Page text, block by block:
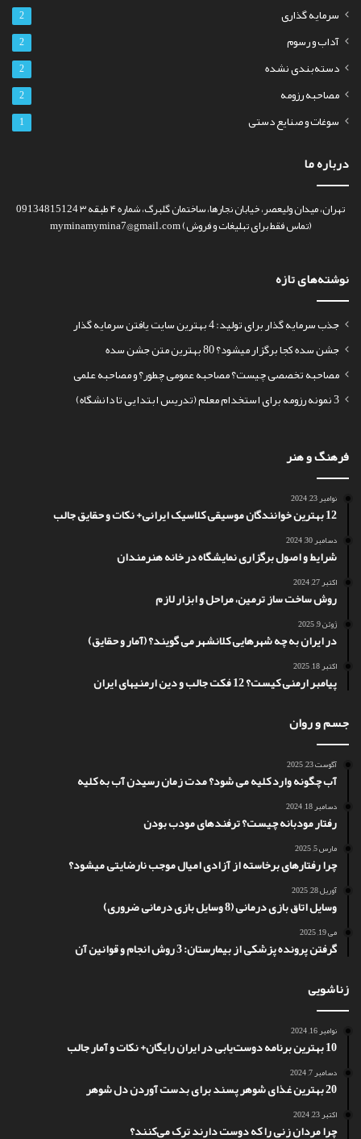
سرمایه گذاری 2
آداب و رسوم 2
دسته‌بندی نشده 2
مصاحبه رزومه 2
سوغات و صنایع دستی 1
درباره ما
تهران، میدان ولیعصر، خیابان نجارها، ساختمان گلبرگ، شماره ۴ طبقه ۳ 09134815124
(تماس فقط برای تبلیغات و فروش) myminamymina7@gmail.com
نوشته‌های تازه
جذب سرمایه گذار برای تولید: 4 بهترین سایت یافتن سرمایه گذار
جشن سده کجا برگزار میشود؟ 80 بهترین متن جشن سده
مصاحبه تخصصی چیست؟ مصاحبه عمومی چطور؟ و مصاحبه علمی
3 نمونه رزومه برای استخدام معلم (تدریس ابتدایی تا دانشگاه)
فرهنگ و هنر
نوامبر 23, 2024
12 بهترین خوانندگان موسیقی کلاسیک ایرانی+ نکات و حقایق جالب
دسامبر 30, 2024
شرایط و اصول برگزاری نمایشگاه در خانه هنرمندان
اکتبر 27, 2024
روش ساخت ساز ترمین، مراحل و ابزار لازم
ژوئن 9, 2025
در ایران به چه شهرهایی کلانشهر می گویند؟ (آمار و حقایق)
اکتبر 18, 2025
پیامبر ارمنی کیست؟ 12 فکت جالب و دین ارمنیهای ایران
جسم و روان
آگوست 23, 2025
آب چگونه وارد کلیه می شود؟ مدت زمان رسیدن آب به کلیه
دسامبر 18, 2024
رفتار مودبانه چیست؟ ترفندهای مودب بودن
مارس 5, 2025
چرا رفتارهای برخاسته از آزادی امیال موجب نارضایتی میشود؟
آوریل 28, 2025
وسایل اتاق بازی درمانی (8 وسایل بازی درمانی ضروری)
می 19, 2025
گرفتن پرونده پزشکی از بیمارستان: 3 روش انجام و قوانین آن
زناشویی
نوامبر 16, 2024
10 بهترین برنامه دوست‌یابی در ایران رایگان+ نکات و آمار جالب
دسامبر 7, 2024
20 بهترین غذای شوهر پسند برای بدست آوردن دل شوهر
اکتبر 23, 2024
چرا مردان زنی را که دوست دارند ترک می‌کنند؟